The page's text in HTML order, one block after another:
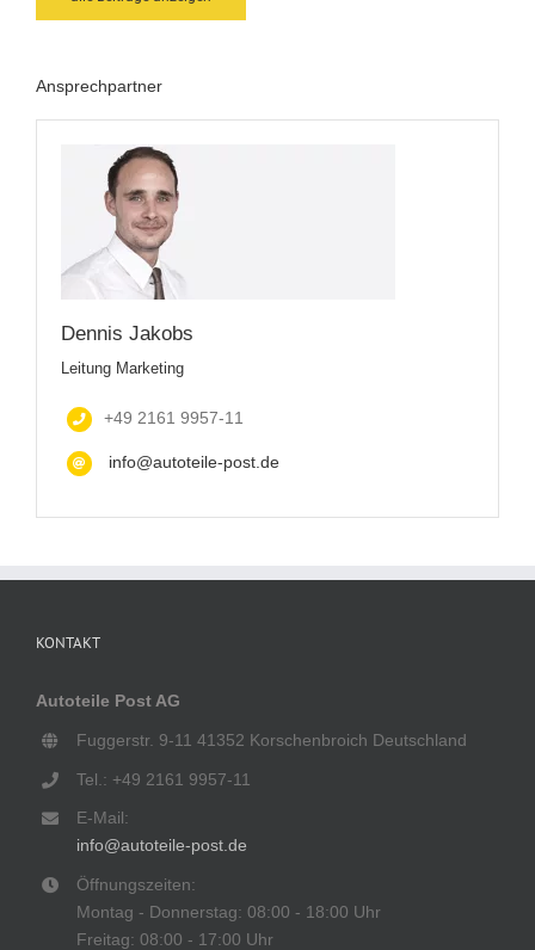
Ansprechpartner
Dennis Jakobs
Leitung Marketing
+49 2161 9957-11
info@autoteile-post.de
KONTAKT
Autoteile Post AG
Fuggerstr. 9-11 41352 Korschenbroich Deutschland
Tel.: +49 2161 9957-11
E-Mail:
info@autoteile-post.de
Öffnungszeiten:
Montag - Donnerstag: 08:00 - 18:00 Uhr
Freitag: 08:00 - 17:00 Uhr